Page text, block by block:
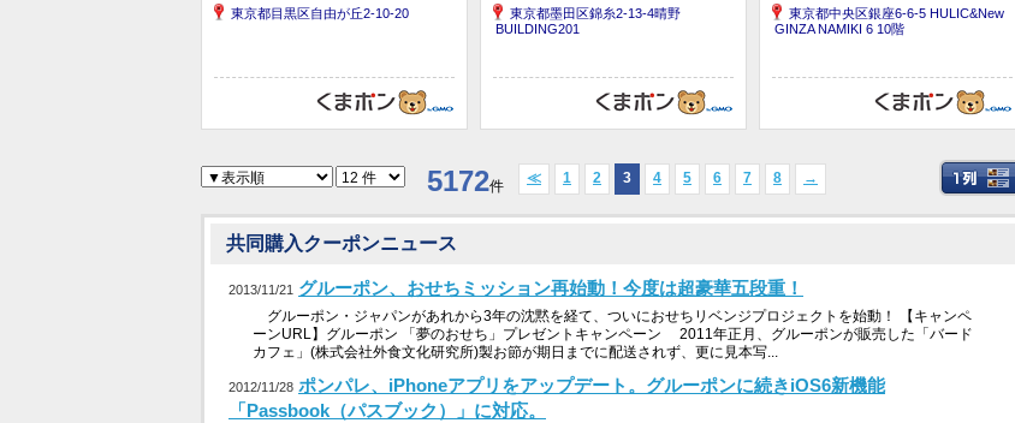
東京都目黒区自由が丘2-10-20
お悩み改善へ◎完全個室のプライベート
サロン／［ボディ4Dハイフ1...
東京都墨田区錦糸2-13-4晴野
BUILDING201
☆／ピコレーザートーニング（エンライ
トン）全顔≫
東京都中央区銀座6-6-5 HULIC&New
GINZA NAMIKI 6 10階
5172件 ≪ 1 2 3 4 5 6 7 8 →
共同購入クーポンニュース
2013/11/21 グルーポン、おせちミッション再始動！今度は超豪華五段重！
グルーポン・ジャパンがあれから3年の沈黙を経て、ついにおせちリベンジプロジェクトを始動！ 【キャンペ
ーンURL】グルーポン 「夢のおせち」プレゼントキャンペーン 2011年正月、グルーポンが販売した「バード
カフェ」(株式会社外食文化研究所)製お節が期日までに配送されず、更に見本写...
2012/11/28 ポンパレ、iPhoneアプリをアップデート。グルーポンに続きiOS6新機能
「Passbook（パスブック）」に対応。